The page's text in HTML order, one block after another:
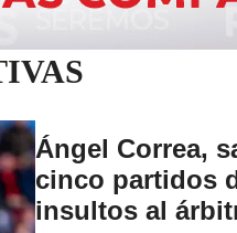
Ángel Correa,
cinco partidos
insultos al